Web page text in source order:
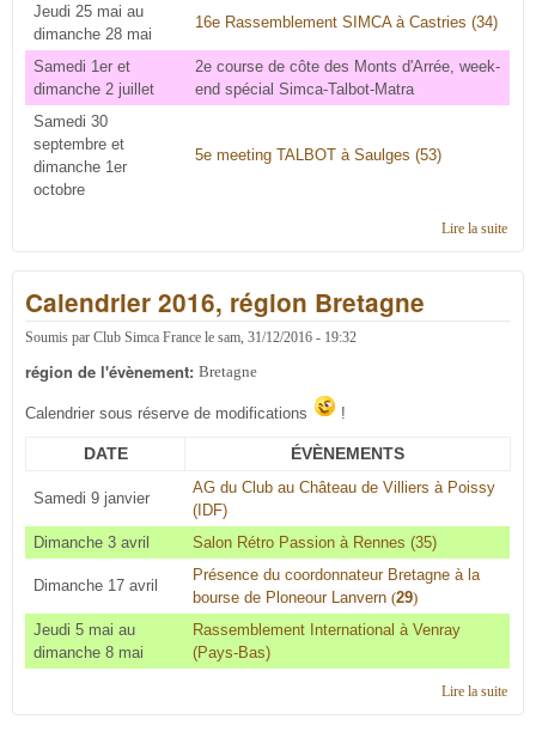
Jeudi 25 mai au
dimanche 28 mai
16e Rassemblement SIMCA à Castries (34)
Samedi 1er et
dimanche 2 juillet
2e course de côte des Monts d'Arrée, week-
end spécial Simca-Talbot-Matra
Samedi 30
septembre et
dimanche 1er
octobre
5e meeting TALBOT à Saulges (53)
Lire la suitede
Calendrier 2016, région Bretagne
Soumis par Club Simca France le sam, 31/12/2016 - 19:32
région de l'évènement: Bretagne
Calendrier sous réserve de modifications !
DATE ÉVÈNEMENTS
Samedi 9 janvier
AG du Club au Château de Villiers à Poissy
(IDF)
Dimanche 3 avril
Salon Rétro Passion à Rennes (35)
Dimanche 17 avril
Présence du coordonnateur Bretagne à la
bourse de Ploneour Lanvern (29)
Jeudi 5 mai au
dimanche 8 mai
Rassemblement International à Venray
(Pays-Bas)
Lire la suitede